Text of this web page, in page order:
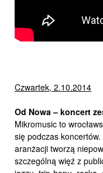
Czwartek, 2.10.2014
Od Nowa – koncert
Mikromusic to
się podczas
aranżacji tworzą
szczególną więź z